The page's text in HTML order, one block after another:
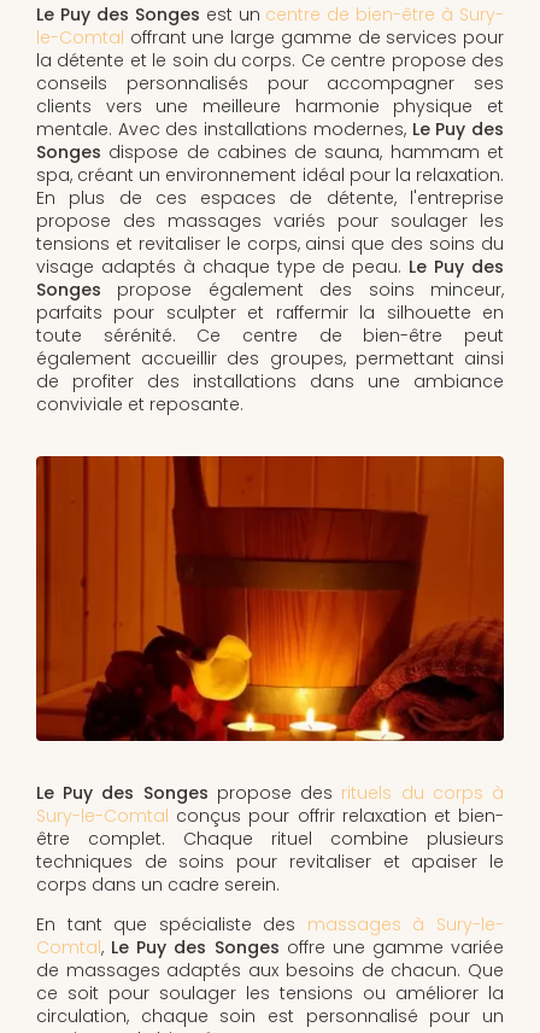
Le Puy des Songes est un centre de bien-être à Sury-
le-Comtal offrant une large gamme de services pour
la détente et le soin du corps. Ce centre propose des
conseils personnalisés pour accompagner ses
clients vers une meilleure harmonie physique et
mentale. Avec des installations modernes, Le Puy des
Songes dispose de cabines de sauna, hammam et
spa, créant un environnement idéal pour la relaxation.
En plus de ces espaces de détente, l'entreprise
propose des massages variés pour soulager les
tensions et revitaliser le corps, ainsi que des soins du
visage adaptés à chaque type de peau. Le Puy des
Songes propose également des soins minceur,
parfaits pour sculpter et raffermir la silhouette en
toute sérénité. Ce centre de bien-être peut
également accueillir des groupes, permettant ainsi
de profiter des installations dans une ambiance
conviviale et reposante.
Le Puy des Songes propose des rituels du corps à
Sury-le-Comtal conçus pour offrir relaxation et bien-
être complet. Chaque rituel combine plusieurs
techniques de soins pour revitaliser et apaiser le
corps dans un cadre serein.
En tant que spécialiste des massages à Sury-le-
Comtal, Le Puy des Songes offre une gamme variée
de massages adaptés aux besoins de chacun. Que
ce soit pour soulager les tensions ou améliorer la
circulation, chaque soin est personnalisé pour un